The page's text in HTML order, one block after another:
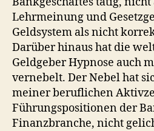
Lehrmeinung und
Geldsystem als nicht
Darüber hinaus hat die
Geldgeber Hypnose auch
vernebelt. Der Nebel hat
meiner beruflichen
Führungspositionen der
Finanzbranche, nicht